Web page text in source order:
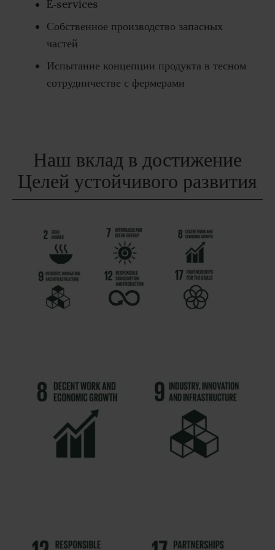
E-services
Собственное производство запасных
частей
Испытание концепции продукта в тесном
сотрудничестве с фермерами
Наш вклад в достижение
Целей устойчивого развития